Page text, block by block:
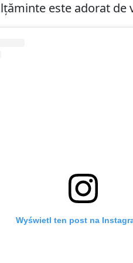
este adorat de
Wyświetl ten post na